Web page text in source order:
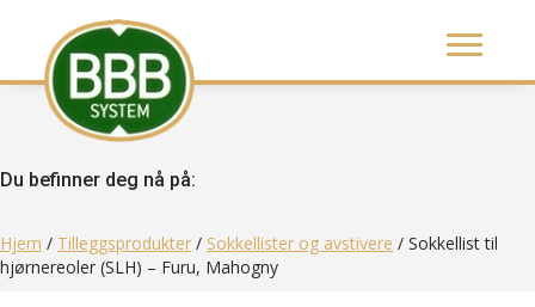
Du befinner deg nå på:
Hjem / Tilleggsprodukter / Sokkellister og avstivere / Sokkellist til
hjørnereoler (SLH) – Furu, Mahogny